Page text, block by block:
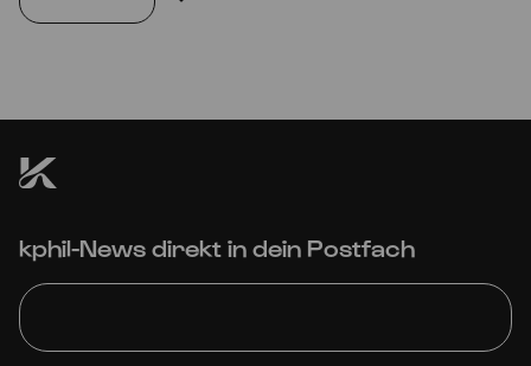
kphil-News direkt in dein Postfach